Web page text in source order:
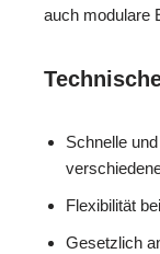
auch modulare
Schnelle
Flexibilität
Gesetzlich